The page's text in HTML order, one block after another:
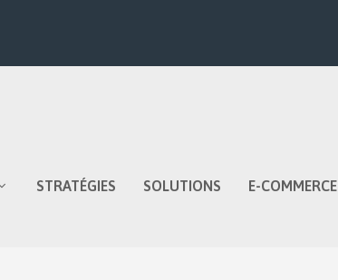
STRATÉGIES SOLUTIONS E-COMMERCE